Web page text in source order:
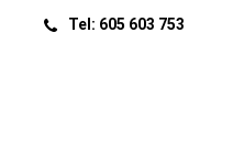
Tel: 605 603 753